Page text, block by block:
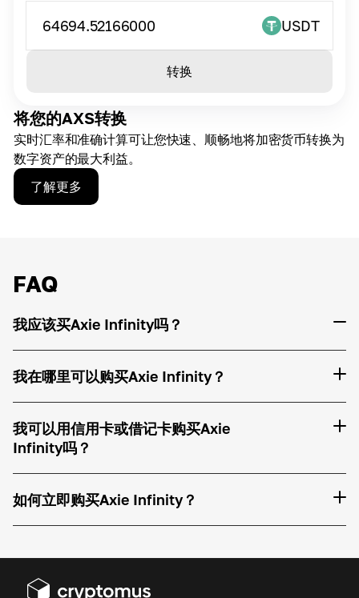
将您的AXS转换
实时汇率和准确计算可让您快速、顺畅地将加密货币转换为
数字资产的最大利益。
了解更多
64694.52166000 USDT
转换
FAQ
我应该买Axie Infinity吗？
我在哪里可以购买Axie Infinity？
我可以用信用卡或借记卡购买Axie
Infinity吗？
如何立即购买Axie Infinity？